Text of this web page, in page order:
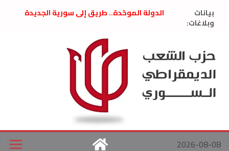
بيانات
وبلاغات:
الدولة الموحّدة.. طريق إلى سورية الجديدة
العام السابق لحزب الاتحاد الاشتراكي العربي
الديمقراطي
بلاغ صادر عن اجتماع اللجنة المركزية نيسان
2026
الحرب الأمريكية الإسرائيلية على نظام الملالي
في إيران .. بيان من حزب الشعب الديمقراطي
السوري
2026-08-08